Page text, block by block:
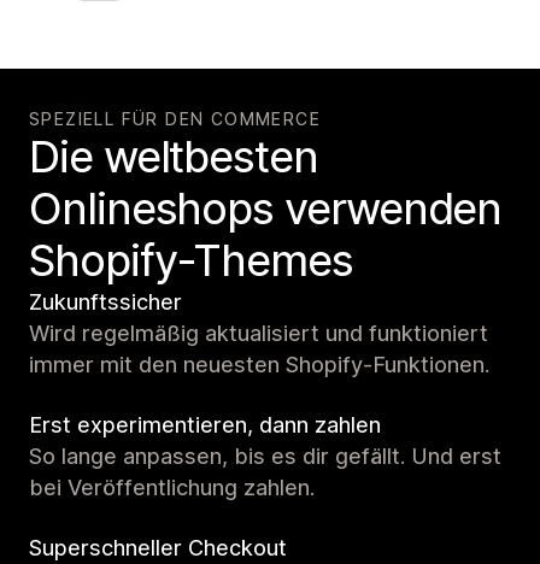
SPEZIELL FÜR DEN COMMERCE
Die weltbesten
Onlineshops verwenden
Shopify-Themes
Zukunftssicher
Wird regelmäßig aktualisiert und funktioniert
immer mit den neuesten Shopify-Funktionen.
Erst experimentieren, dann zahlen
So lange anpassen, bis es dir gefällt. Und erst
bei Veröffentlichung zahlen.
Superschneller Checkout